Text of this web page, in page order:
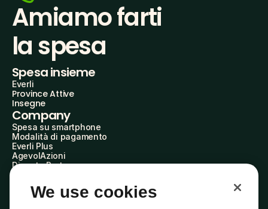
Amiamo farti
la spesa
Spesa insieme
Everli
Province Attive
Insegne
Company
Spesa su smartphone
Modalità di pagamento
Everli Plus
AgevolAzioni
Diventa Partner
Everli Shoppers
About Us
We use cookies